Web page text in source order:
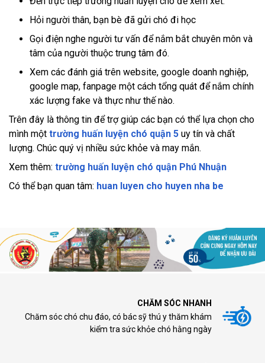
Hỏi người thân, bạn bè đã gửi chó đi học
Gọi điện nghe người tư vấn để nắm bắt chuyên môn và
tâm của người thuộc trung tâm đó.
Xem các đánh giá trên website, google doanh nghiệp,
google map, fanpage một cách tổng quát để nắm chính
xác lượng fake và thực như thế nào.
Trên đây là thông tin để trợ giúp các bạn có thể lựa chọn cho
mình một trường huấn luyện chó quận 5 uy tín và chất
lượng. Chúc quý vị nhiều sức khỏe và may mắn.
Xem thêm: trường huấn luyện chó quận Phú Nhuận
Có thể bạn quan tâm: huan luyen cho huyen nha be
CHĂM SÓC NHANH
Chăm sóc chó chu đáo, có bác sỹ thú y thăm khám
kiểm tra sức khỏe chó hằng ngày